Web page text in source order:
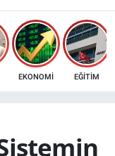
EKONOMİ EĞİTİM